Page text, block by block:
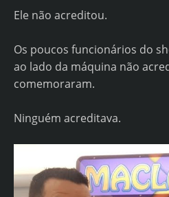
Ele não acreditou.
Os poucos funcionários do
ao lado da máquina não
comemoraram.
Ninguém acreditava.